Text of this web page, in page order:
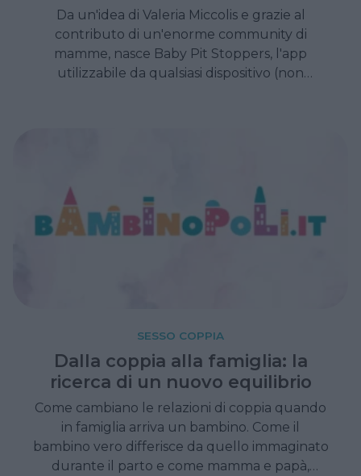
Da un'idea di Valeria Miccolis e grazie al
contributo di un'enorme community di
mamme, nasce Baby Pit Stoppers, l'app
utilizzabile da qualsiasi dispositivo (non
SESSO COPPIA
Dalla coppia alla famiglia: la
ricerca di un nuovo equilibrio
Come cambiano le relazioni di coppia quando
in famiglia arriva un bambino. Come il
bambino vero differisce da quello immaginato
durante il parto e come mamma e papà,